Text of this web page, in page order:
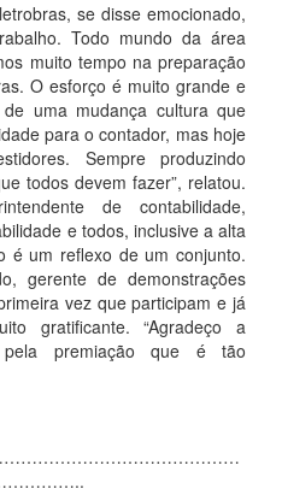
se disse emocionado,
Todo mundo da área
muito tempo na preparação
O esforço é muito grande e
uma mudança cultura que
para o contador, mas hoje
Sempre produzindo
todos devem fazer”, relatou.
de contabilidade,
e todos, inclusive a alta
é um reflexo de um conjunto.
gerente de demonstrações
vez que participam e já
gratificante. “Agradeço a
premiação que é tão